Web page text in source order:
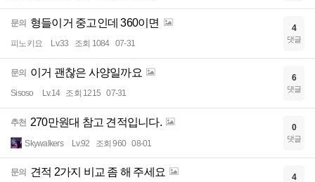
문의 형들이거 중고인데 360이면
피노키요 Lv.33 조회 1084 07-31
4
댓글
문의 이거 괜찮은 사양일까요
Sisoso Lv.14 조회 1215 07-31
6
댓글
추천 270만원대 참고 견적입니다.
Skywalkers Lv.92 조회 960 08-01
0
댓글
문의 견적 2가지 비교 좀 해 주세요 4